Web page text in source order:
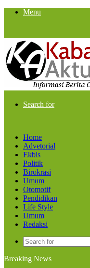
Menu
Search for
Home
Advetorial
Ekbis
Politik
Birokrasi
Umum
Otomotif
Pendidikan
Life Style
Umum
Redaksi
Breaking News